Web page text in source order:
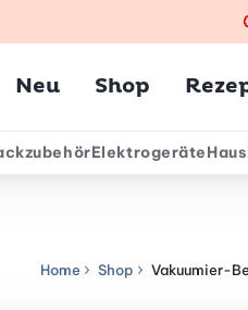
Neu Shop
Elektrogeräte
Home Shop Vakuumier-